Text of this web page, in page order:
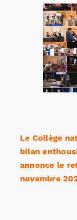
Annonces
l'image
agrandie
Le Collège
bilan
annonce le
novembre